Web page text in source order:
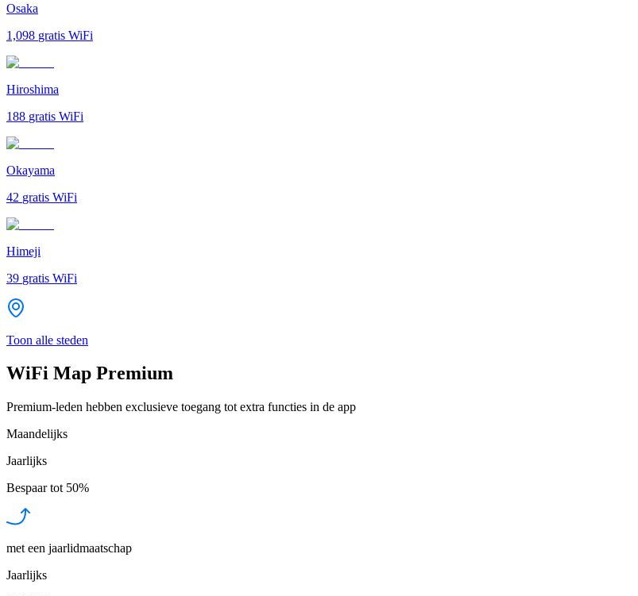
Osaka
1,098 gratis WiFi
Hiroshima
188 gratis WiFi
Okayama
42 gratis WiFi
Himeji
39 gratis WiFi
Toon alle steden
WiFi Map Premium
Premium-leden hebben exclusieve toegang tot extra functies in de app
Maandelijks
Jaarlijks
Bespaar tot 50%
met een jaarlidmaatschap
Jaarlijks